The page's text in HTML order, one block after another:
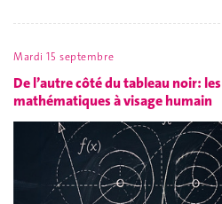
Mardi 15 septembre
De l’autre côté du tableau noir: les
mathématiques à visage humain